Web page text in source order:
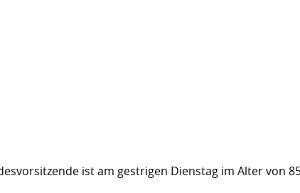
ist am gestrigen Dienstag im Alter von